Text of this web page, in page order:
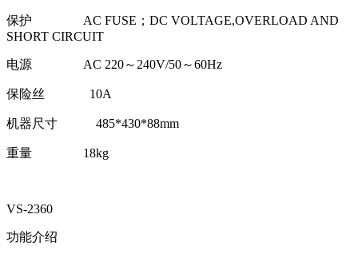
保护 AC FUSE；DC VOLTAGE,OVERLOAD AND
SHORT CIRCUIT
电源 AC 220～240V/50～60Hz
保险丝 10A
机器尺寸 485*430*88mm
重量 18kg
VS-2360
功能介绍